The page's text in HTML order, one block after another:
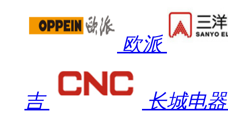
欧派
吉 长城电器